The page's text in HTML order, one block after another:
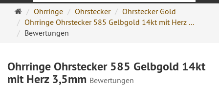
Ohrringe
Ohrstecker
Onlineshop
Ohrringe Ohrstecker
Ohrstecker Gold
Ohrringe Ohrstecker 585 Gelbgold 14kt mit Herz ...
Bewertungen
Ohrringe Ohrstecker 585 Gelbgold 14kt
mit Herz 3,5mm Bewertungen